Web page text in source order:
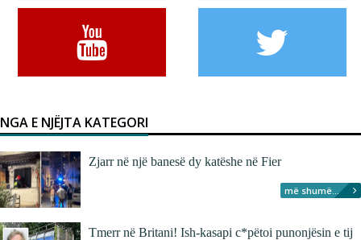
NGA E NJËJTA KATEGORI
Zjarr në një banesë dy katëshe në Fier
më shumë...
Tmerr në Britani! Ish-kasapi c*pëtoi punonjësin e tij